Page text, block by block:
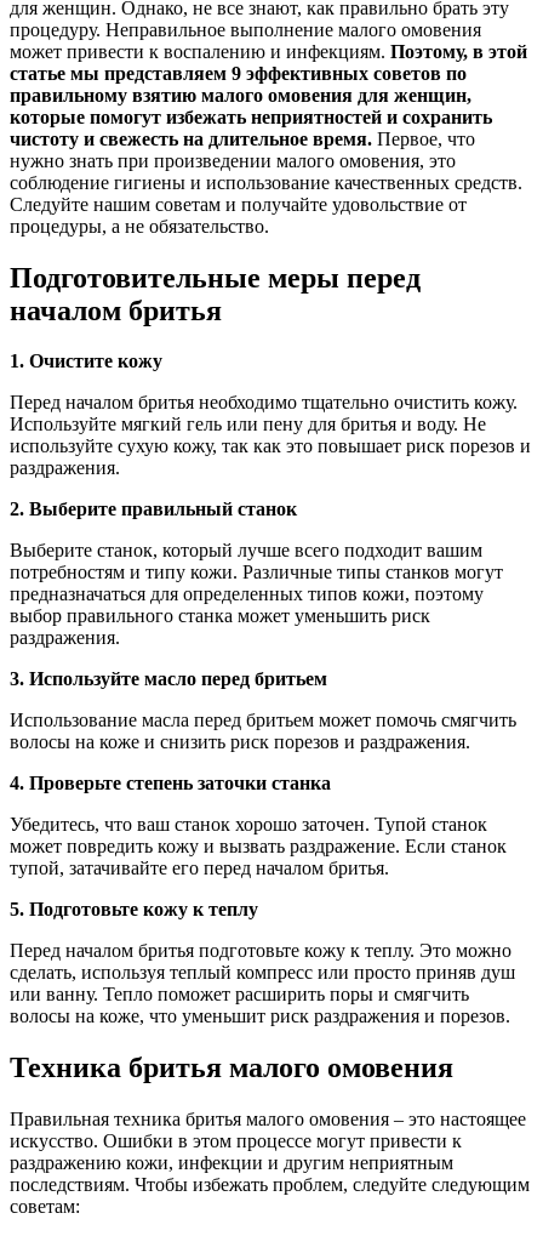
для женщин. Однако, не все знают, как правильно брать эту
процедуру. Неправильное выполнение малого омовения
может привести к воспалению и инфекциям. Поэтому, в этой
статье мы представляем 9 эффективных советов по
правильному взятию малого омовения для женщин,
которые помогут избежать неприятностей и сохранить
чистоту и свежесть на длительное время. Первое, что
нужно знать при произведении малого омовения, это
соблюдение гигиены и использование качественных средств.
Следуйте нашим советам и получайте удовольствие от
процедуры, а не обязательство.
Подготовительные меры перед
началом бритья
1. Очистите кожу
Перед началом бритья необходимо тщательно очистить кожу.
Используйте мягкий гель или пену для бритья и воду. Не
используйте сухую кожу, так как это повышает риск порезов и
раздражения.
2. Выберите правильный станок
Выберите станок, который лучше всего подходит вашим
потребностям и типу кожи. Различные типы станков могут
предназначаться для определенных типов кожи, поэтому
выбор правильного станка может уменьшить риск
раздражения.
3. Используйте масло перед бритьем
Использование масла перед бритьем может помочь смягчить
волосы на коже и снизить риск порезов и раздражения.
4. Проверьте степень заточки станка
Убедитесь, что ваш станок хорошо заточен. Тупой станок
может повредить кожу и вызвать раздражение. Если станок
тупой, затачивайте его перед началом бритья.
5. Подготовьте кожу к теплу
Перед началом бритья подготовьте кожу к теплу. Это можно
сделать, используя теплый компресс или просто приняв душ
или ванну. Тепло поможет расширить поры и смягчить
волосы на коже, что уменьшит риск раздражения и порезов.
Техника бритья малого омовения
Правильная техника бритья малого омовения – это настоящее
искусство. Ошибки в этом процессе могут привести к
раздражению кожи, инфекции и другим неприятным
последствиям. Чтобы избежать проблем, следуйте следующим
советам: